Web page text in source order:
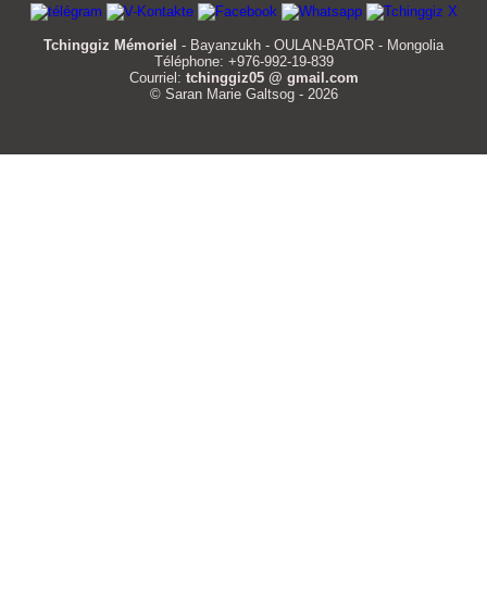
Tchinggiz Mémoriel - Bayanzukh - OULAN-BATOR - Mongolia
Téléphone: +976-992-19-839
Courriel: tchinggiz05 @ gmail.com
© Saran Marie Galtsog - 2026